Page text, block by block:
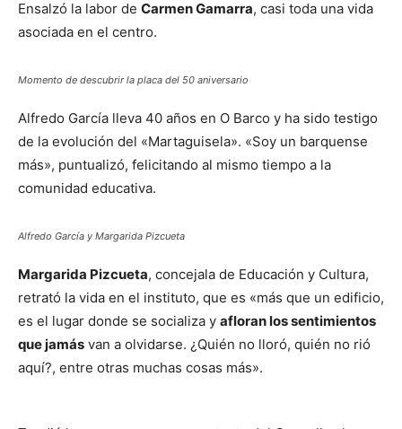
Ensalzó la labor de Carmen Gamarra, casi toda una vida
asociada en el centro.
Momento de descubrir la placa del 50 aniversario
Alfredo García lleva 40 años en O Barco y ha sido testigo
de la evolución del «Martaguisela». «Soy un barquense
más», puntualizó, felicitando al mismo tiempo a la
comunidad educativa.
Alfredo García y Margarida Pizcueta
Margarida Pizcueta, concejala de Educación y Cultura,
retrató la vida en el instituto, que es «más que un edificio,
es el lugar donde se socializa y afloran los sentimientos
que jamás van a olvidarse. ¿Quién no lloró, quién no rió
aquí?, entre otras muchas cosas más».